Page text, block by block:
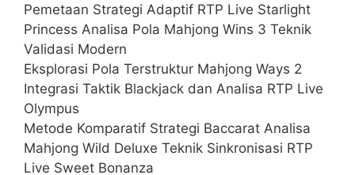
Pemetaan Strategi Adaptif RTP Live Starlight
Princess Analisa Pola Mahjong Wins 3 Teknik
Validasi Modern
Eksplorasi Pola Terstruktur Mahjong Ways 2
Integrasi Taktik Blackjack dan Analisa RTP Live
Olympus
Metode Komparatif Strategi Baccarat Analisa
Mahjong Wild Deluxe Teknik Sinkronisasi RTP
Live Sweet Bonanza